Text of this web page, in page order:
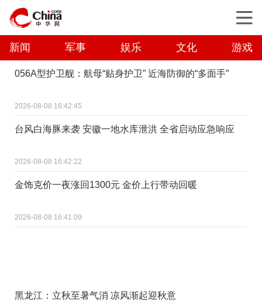
新闻 军事 娱乐 文化 游戏
056A型护卫舰：航母“贴身护卫” 近海防御的“多面手”
2026-08-08 16:42:45
台风白海豚来袭 安徽一地水库泄洪 全省启动应急响应
2026-08-08 16:42:22
金饰克价一夜涨回1300元 金价上行带动回暖
2026-08-08 16:41:09
黑龙江：立秋至暑气消 凉风渐起迎秋意